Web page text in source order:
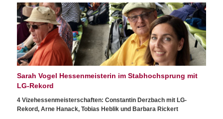
Sarah Vogel Hessenmeisterin im Stabhochsprung mit
LG-Rekord
4 Vizehessenmeisterschaften: Constantin Derzbach mit LG-
Rekord, Arne Hanack, Tobias Heblik und Barbara Rickert